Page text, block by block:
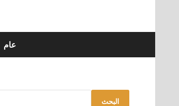
عام
البحث